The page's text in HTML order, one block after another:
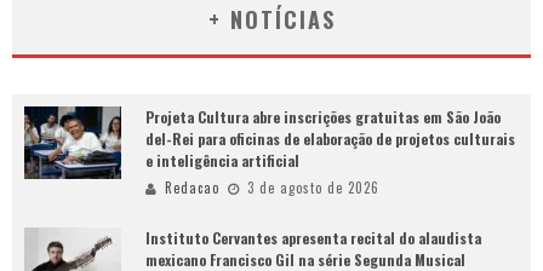
+ NOTÍCIAS
Projeta Cultura abre inscrições gratuitas em São João
del-Rei para oficinas de elaboração de projetos culturais
e inteligência artificial
Redacao 3 de agosto de 2026
Instituto Cervantes apresenta recital do alaudista
mexicano Francisco Gil na série Segunda Musical